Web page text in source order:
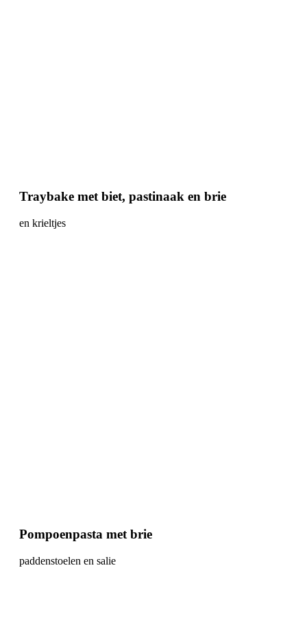
Traybake met biet, pastinaak en brie
en krieltjes
Pompoenpasta met brie
paddenstoelen en salie